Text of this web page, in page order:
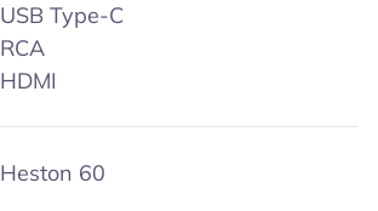
USB Type-C
RCA
HDMI
Heston 60